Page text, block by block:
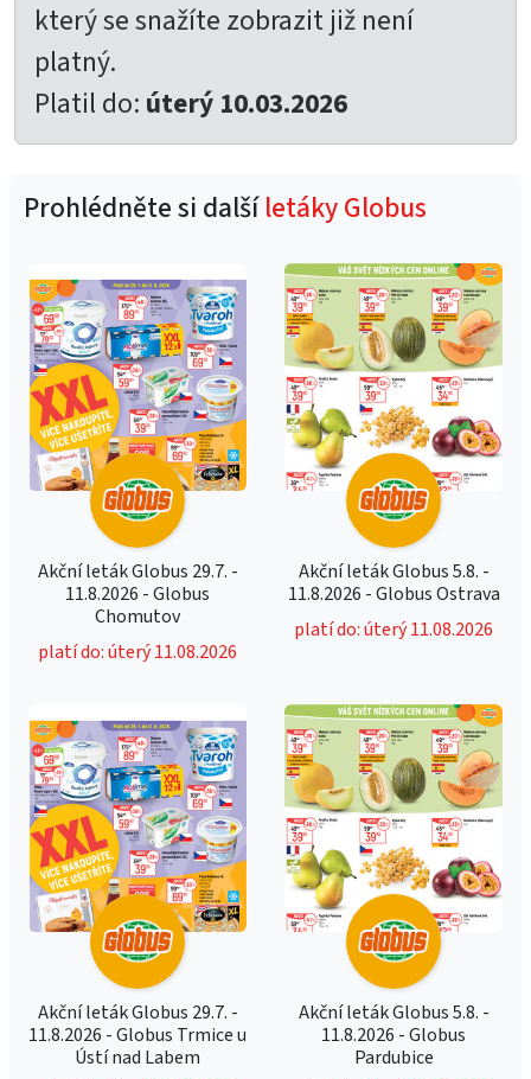
který se snažíte zobrazit již není
platný.
Platil do: úterý 10.03.2026
Prohlédněte si dalšíletáky Globus
Akční leták Globus 29.7. -
11.8.2026 - Globus
Chomutov
platí do: úterý 11.08.2026
Akční leták Globus 5.8. -
11.8.2026 - Globus Ostrava
platí do: úterý 11.08.2026
Akční leták Globus 29.7. -
11.8.2026 - Globus Trmice u
Ústí nad Labem
Akční leták Globus 5.8. -
11.8.2026 - Globus
Pardubice